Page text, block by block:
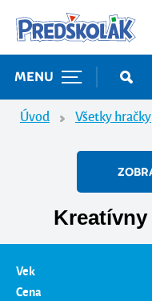
MENU
Úvod Všetky hračky
Vek
Cena